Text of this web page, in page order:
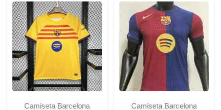
Camiseta Barcelona
Camiseta Barcelona